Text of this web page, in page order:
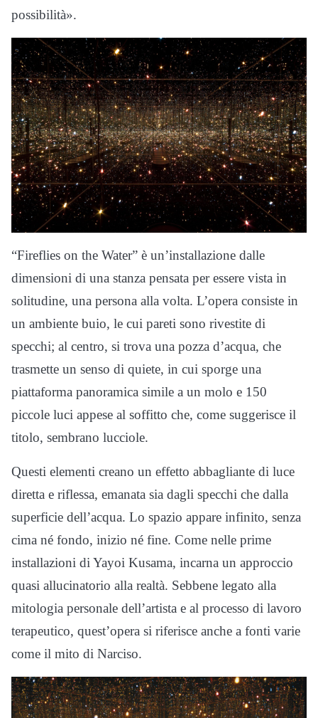
possibilità».
“Fireflies on the Water” è un’installazione dalle
dimensioni di una stanza pensata per essere vista in
solitudine, una persona alla volta. L’opera consiste in
un ambiente buio, le cui pareti sono rivestite di
specchi; al centro, si trova una pozza d’acqua, che
trasmette un senso di quiete, in cui sporge una
piattaforma panoramica simile a un molo e 150
piccole luci appese al soffitto che, come suggerisce il
titolo, sembrano lucciole.
Questi elementi creano un effetto abbagliante di luce
diretta e riflessa, emanata sia dagli specchi che dalla
superficie dell’acqua. Lo spazio appare infinito, senza
cima né fondo, inizio né fine. Come nelle prime
installazioni di Yayoi Kusama, incarna un approccio
quasi allucinatorio alla realtà. Sebbene legato alla
mitologia personale dell’artista e al processo di lavoro
terapeutico, quest’opera si riferisce anche a fonti varie
come il mito di Narciso.